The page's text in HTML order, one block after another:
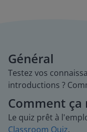
Général
Testez vos
introductions ?
Comment ça
Le quiz prêt à
Classroom Quiz.